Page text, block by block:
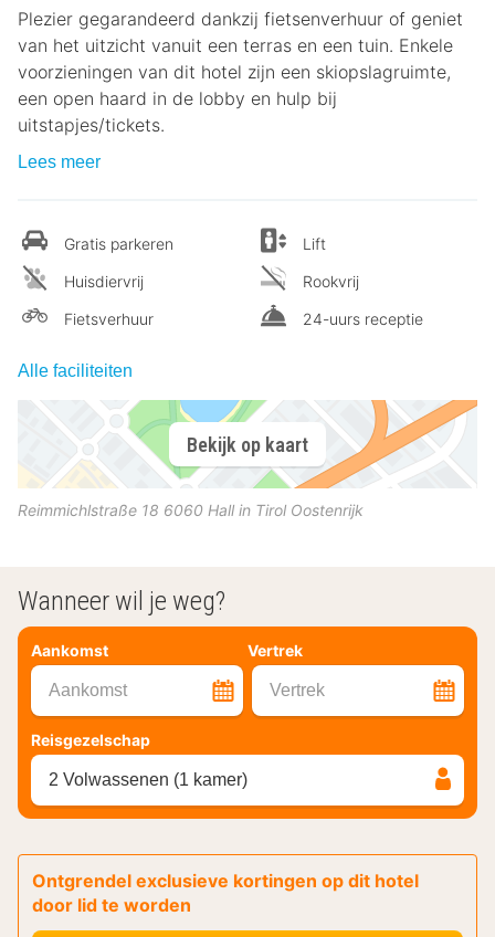
Plezier gegarandeerd dankzij fietsenverhuur of geniet
van het uitzicht vanuit een terras en een tuin. Enkele
voorzieningen van dit hotel zijn een skiopslagruimte,
een open haard in de lobby en hulp bij
uitstapjes/tickets.
Lees meer
Gratis parkeren
Huisdiervrij
Fietsverhuur
Lift
Rookvrij
24-uurs receptie
Alle faciliteiten
Bekijk op kaart
Reimmichlstraße 18 6060 Hall in Tirol Oostenrijk
Wanneer wil je weg?
Aankomst Vertrek
Aankomst Vertrek
Reisgezelschap
2 Volwassenen (1 kamer)
Ontgrendel exclusieve kortingen op dit hotel
door lid te worden